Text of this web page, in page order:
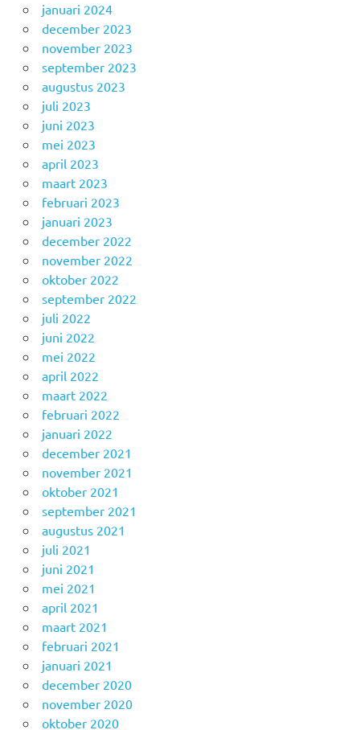
januari 2024
december 2023
november 2023
september 2023
augustus 2023
juli 2023
juni 2023
mei 2023
april 2023
maart 2023
februari 2023
januari 2023
december 2022
november 2022
oktober 2022
september 2022
juli 2022
juni 2022
mei 2022
april 2022
maart 2022
februari 2022
januari 2022
december 2021
november 2021
oktober 2021
september 2021
augustus 2021
juli 2021
juni 2021
mei 2021
april 2021
maart 2021
februari 2021
januari 2021
december 2020
november 2020
oktober 2020